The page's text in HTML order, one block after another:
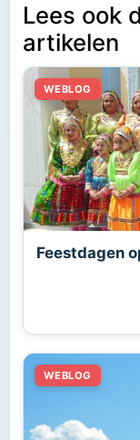
Lees ook
artikelen
Feestdagen